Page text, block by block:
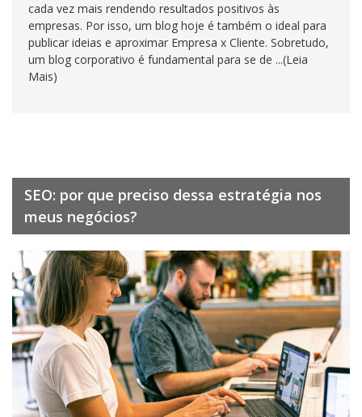
cada vez mais rendendo resultados positivos às
empresas. Por isso, um blog hoje é também o ideal para
publicar ideias e aproximar Empresa x Cliente. Sobretudo,
um blog corporativo é fundamental para se de ...(Leia
Mais)
SEO: por que preciso dessa estratégia nos
meus negócios?